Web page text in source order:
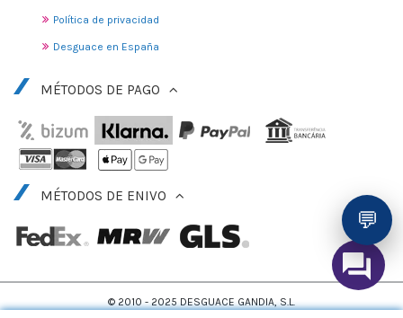
Política de privacidad
Desguace en España
MÉTODOS DE PAGO
MÉTODOS DE ENIVO
💬
© 2010 - 2025 DESGUACE GANDIA, S.L.